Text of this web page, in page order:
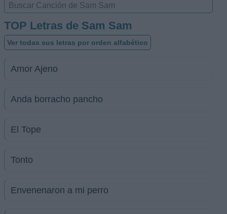
TOP Letras de Sam Sam
Ver todas sus letras por orden alfabético
Amor Ajeno
Anda borracho pancho
El Tope
Tonto
Envenenaron a mi perro